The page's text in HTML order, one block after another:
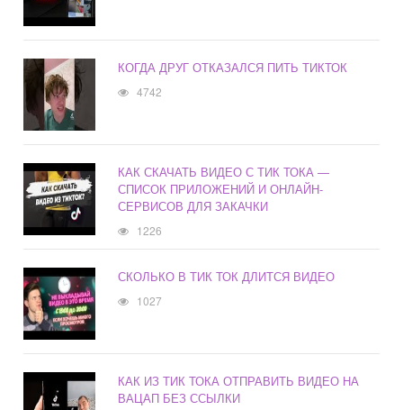
КОГДА ДРУГ ОТКАЗАЛСЯ ПИТЬ ТИКТОК
4742
КАК СКАЧАТЬ ВИДЕО С ТИК ТОКА —
СПИСОК ПРИЛОЖЕНИЙ И ОНЛАЙН-
СЕРВИСОВ ДЛЯ ЗАКАЧКИ
1226
СКОЛЬКО В ТИК ТОК ДЛИТСЯ ВИДЕО
1027
КАК ИЗ ТИК ТОКА ОТПРАВИТЬ ВИДЕО НА
ВАЦАП БЕЗ ССЫЛКИ